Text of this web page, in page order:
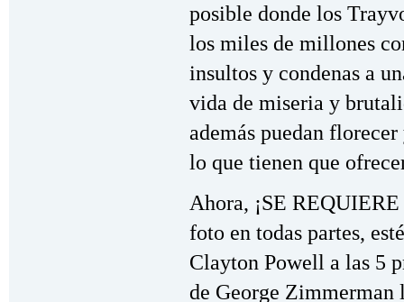
posible donde los
los miles de millones
insultos y condenas a
vida de miseria y
además puedan
lo que tienen que
Ahora, ¡SE
foto en todas partes,
Clayton Powell a las 5
de George